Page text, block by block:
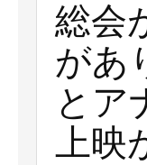
総会
があ
とア
上